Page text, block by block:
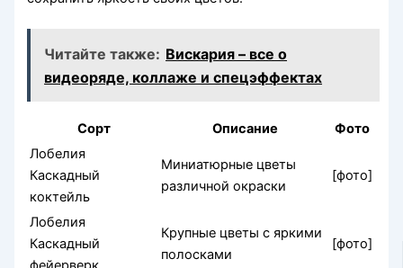
Читайте также: Вискария – все о
видеоряде, коллаже и спецэффектах
Сорт Описание
Фото
Лобелия
Каскадный
коктейль
Миниатюрные цветы
различной окраски
[фото]
Лобелия
Каскадный
Крупные цветы с яркими
полосками
[фото]